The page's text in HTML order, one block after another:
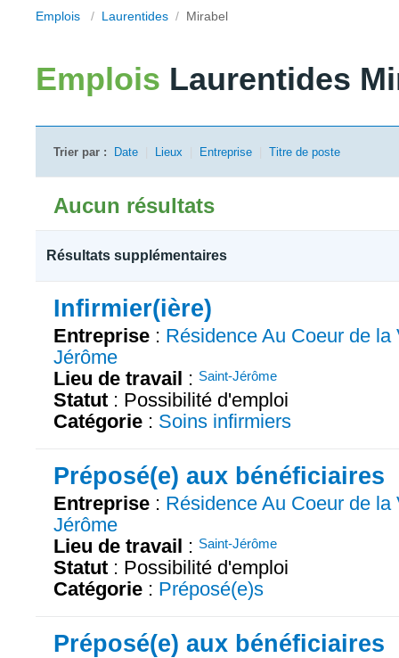
Emplois / Laurentides / Mirabel
Emplois Laurentides
Trier par : Date Lieux Entreprise Titre de poste
Aucun résultats
Résultats supplémentaires
Infirmier(ière)
Entreprise : Résidence Au Coeur de la
Jérôme
Lieu de travail : Saint-Jérôme
Statut : Possibilité d'emploi
Catégorie : Soins infirmiers
Préposé(e) aux bénéficiaires
Entreprise : Résidence Au Coeur de la
Jérôme
Lieu de travail : Saint-Jérôme
Statut : Possibilité d'emploi
Catégorie : Préposé(e)s
Préposé(e) aux bénéficiaires